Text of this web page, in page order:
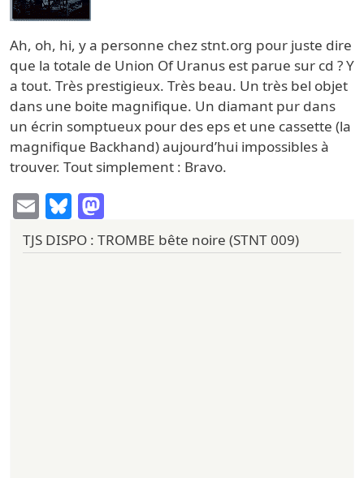
Ah, oh, hi, y a personne chez stnt.org pour juste dire
que la totale de Union Of Uranus est parue sur cd ? Y
a tout. Très prestigieux. Très beau. Un très bel objet
dans une boite magnifique. Un diamant pur dans
un écrin somptueux pour des eps et une cassette (la
magnifique Backhand) aujourd’hui impossibles à
trouver. Tout simplement : Bravo.
EmailBluesky
TJS DISPO : TROMBE bête noire (STNT 009)